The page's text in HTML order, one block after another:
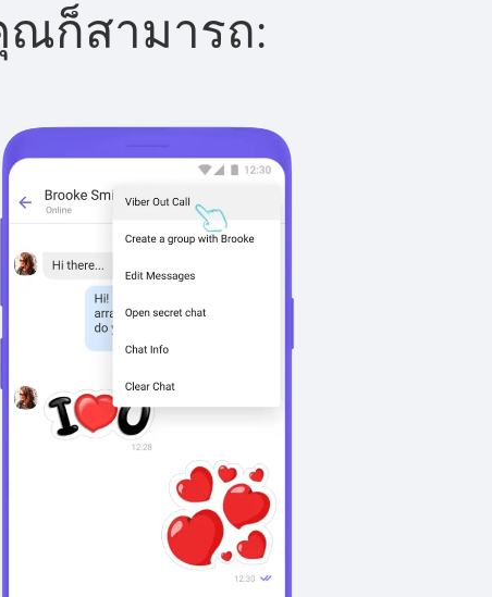
ณก็สามารถ: